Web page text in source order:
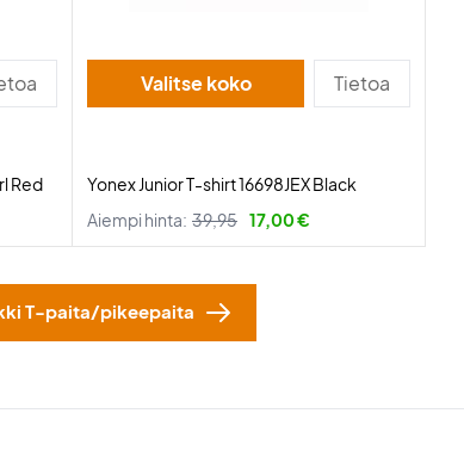
Red
Valitse koko Tietoa
Yonex Junior T-shirt 16698JEX Black
Aiempi hinta: 39,95 17,00 €
T-paita/pikeepaita